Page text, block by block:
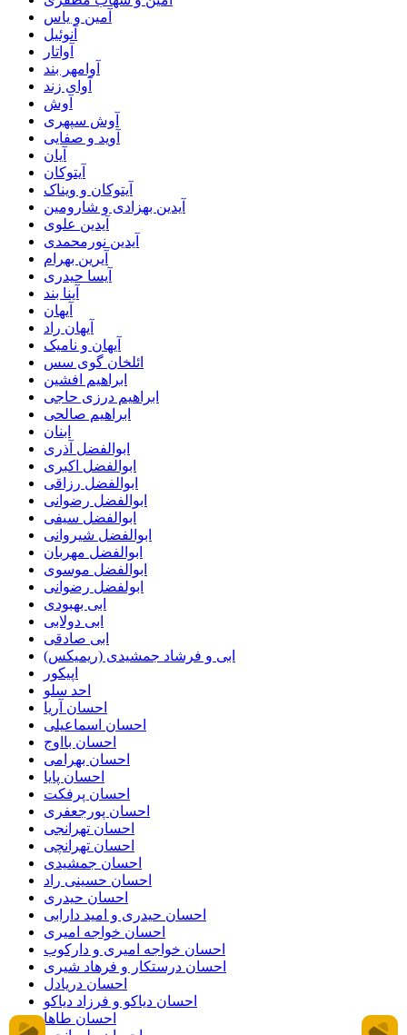
آمین و یاس
آنوئیل
آواتار
آوامهر بند
آوای زند
آوش
آوش سپهری
آوید و صفایی
آیان
آیتوکان
آیتوکان و ویناک
آیدین بهزادی و شارومین
آیدین علوی
آیدین نورمحمدی
آیرین بهرام
آیسا حیدری
آینا بند
آیهان
آیهان راد
آیهان و نامیک
ائلخان گوی سس
ابراهیم افشین
ابراهیم درزی حاجی
ابراهیم صالحی
ابنان
ابوالفضل آذری
ابوالفضل اکبری
ابوالفضل رزاقی
ابوالفضل رضوانی
ابوالفضل سیفی
ابوالفضل شیروانی
ابوالفضل مهربان
ابوالفضل موسوی
ابولفضل رضوانی
ابی بهبودی
ابی دولابی
ابی صادقی
ابی و فرشاد جمشیدی (ریمیکس)
اپیکور
احد سلو
احسان آریا
احسان اسماعیلی
احسان بااوج
احسان بهرامی
احسان پایا
احسان پرفکت
احسان پورجعفری
احسان تهرانجی
احسان تهرانچی
احسان جمشیدی
احسان حسینی راد
احسان حیدری
احسان حیدری و امید دارابی
احسان خواجه امیری
احسان خواجه امیری و دارکوب
احسان درستكار و فرهاد شيرى
احسان دریادل
احسان دیاکو و فرزاد دیاکو
احسان طاها